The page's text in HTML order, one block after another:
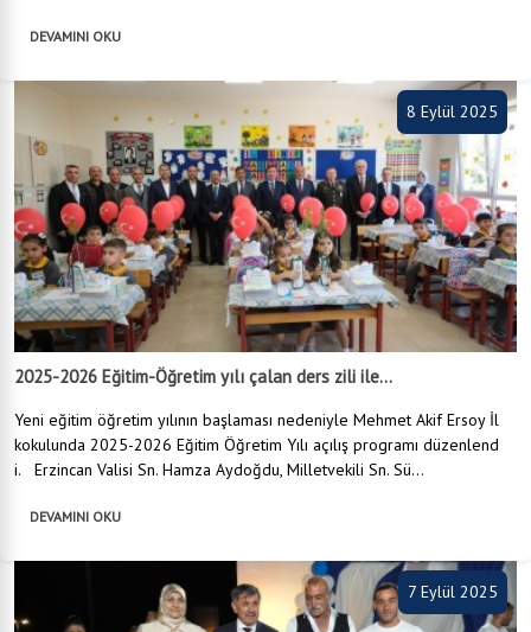
DEVAMINI OKU
8 Eylül 2025
2025-2026 Eğitim-Öğretim yılı çalan ders zili ile...
Yeni eğitim öğretim yılının başlaması nedeniyle Mehmet Akif Ersoy İl
kokulunda 2025-2026 Eğitim Öğretim Yılı açılış programı düzenlend
i. Erzincan Valisi Sn. Hamza Aydoğdu, Milletvekili Sn. Sü...
DEVAMINI OKU
7 Eylül 2025